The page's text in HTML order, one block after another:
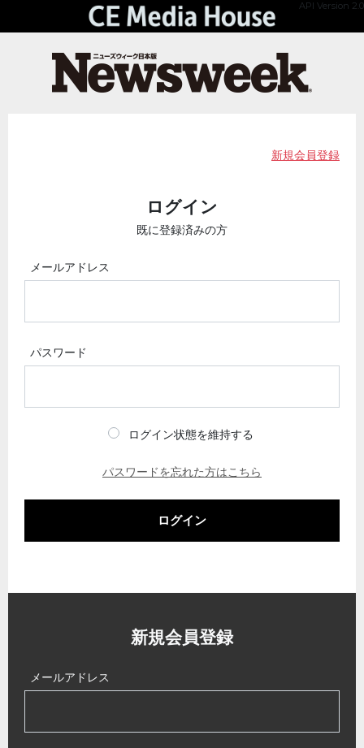
API Version 2.0
新規会員登録
ログイン
既に登録済みの方
メールアドレス
パスワード
ログイン状態を維持する
パスワードを忘れた方はこちら
ログイン
新規会員登録
メールアドレス